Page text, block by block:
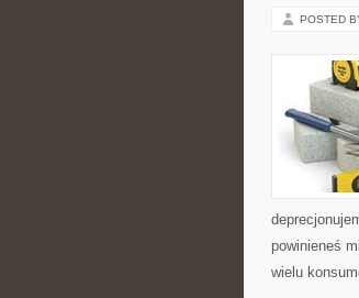
POSTED
powinieneś
wielu